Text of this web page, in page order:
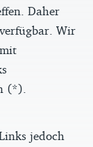
Daher
Wir
(*).
jedoch